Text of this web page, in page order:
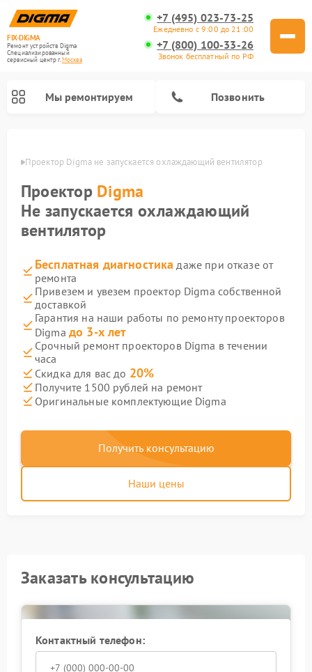
FIX-DIGMA
Ремонт устройств Digma
Специализированный
cервисный центр г.Москва
+7 (495) 023-73-25
Ежедневно с 9:00 до 21:00
+7 (800) 100-33-26
Звонок бесплатный по РФ
Мы ремонтируем Позвонить
Проектор Digma не запускается охлаждающий вентилятор
Проектор Digma
Не запускается охлаждающий
вентилятор
Бесплатная диагностика даже при отказе от
ремонта
Привезем и увезем проектор Digma собственной
доставкой
Гарантия на наши работы по ремонту проекторов
Digma до 3-х лет
Срочный ремонт проекторов Digma в течении
часа
Скидка для вас до 20%
Получите 1500 рублей на ремонт
Оригинальные комплектующие Digma
Получить консультацию
Наши цены
Заказать консультацию
Контактный телефон: